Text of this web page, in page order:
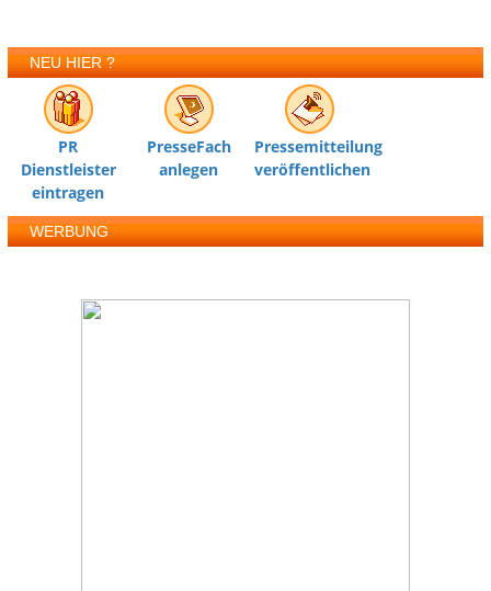
NEU HIER ?
PR
Dienstleister
eintragen
PresseFach
anlegen
Pressemitteilung
veröffentlichen
WERBUNG